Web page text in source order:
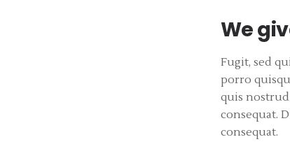
We
Fugit, sed
porro
quis
consequat.
consequat.